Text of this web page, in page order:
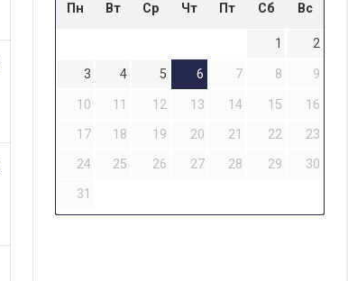
Пн Вт Ср Чт Пт Сб Вс
1
2
3
4 5 6 7 8
9
10
11 12 13 14 15
16
17
18 19 20 21 22
23
24
25 26 27 28 29
30
31